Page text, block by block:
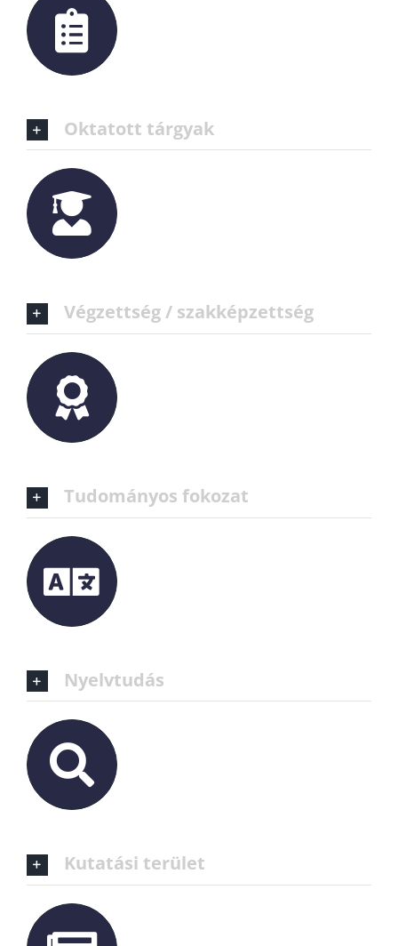
Oktatott tárgyak
Végzettség / szakképzettség
Tudományos fokozat
Nyelvtudás
Kutatási terület